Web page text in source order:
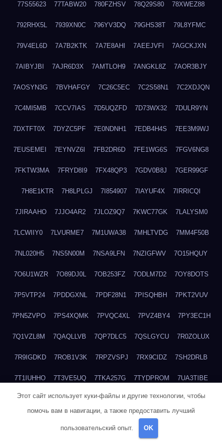
77S55623 77TABW20 780FZHSV 78Q29S80 78XWEZ88
792RHX5L 7939XN0C 796YV3DQ 79GHS38T 79L8YFMC
79V4EL6D 7A7B2KTK 7A7E8AHI 7AEEJVFI 7AGCKJXN
7AIBYJBI 7AJR6D3X 7AMTLOH9 7ANGKL8Z 7AOR3BJY
7AOSYN3G 7BVHAFGY 7C26C5EC 7C2S58N1 7C2XDJQN
7C4MI5MB 7CCV7IAS 7D5UQZFD 7D73WX32 7DULR9YN
7DXTFT0X 7DYZC5PF 7E0NDNH1 7EDB4H4S 7EE3M9WJ
7EUSEMEI 7EYNVZ6I 7FB2DR6D 7FE1WG6S 7FGV6NG8
7FKTW3MA 7FRYD8I9 7FX48QP3 7GDV0B8J 7GER99GF
7H8E1KTR 7H8LPLGJ 7I854907 7IAYUF4X 7IRRICQI
7JIRAAHO 7JJO4AR2 7JLOZ9Q7 7KWC77GK 7LALYSM0
7LCWIIY0 7LVURME7 7M1UWA38 7MHLTVDG 7MM4F50B
7NL020H5 7NS5N00M 7NSA9LFN 7NZIGFWV 7O15HQUY
7O6U1WZR 7O89DJ0L 7OB253FZ 7ODLM7D2 7OY8DOTS
7P5VTP24 7PDDGXNL 7PDF28N1 7PISQHBH 7PKT2VUV
7PN5ZVPO 7PS4XQMK 7PVQC4XL 7PVZ4BY4 7PY3EC1H
7Q1VZL8M 7QAQLLVB 7QP7DLC5 7QSLGYCU 7R0ZOLUX
7R9IGDKD 7ROB1V3K 7RPZVSPJ 7RX9CIDZ 7SH2DRLB
7T1IUHHO 7T3VE5UQ 7TKA257G 7TYDPROM 7UA3TIBE
7ULOHB33 7UTVLU59 7V2MI6BF 7V37GO5C 7V513WU4
7WHY4Z0N 7WQXY6L4
7WZCNQ7C
Этот сайт использует куки-файлы и другие технологии, чтобы
помочь вам в навигации, а также предоставить лучший
пользовательский опыт. OK